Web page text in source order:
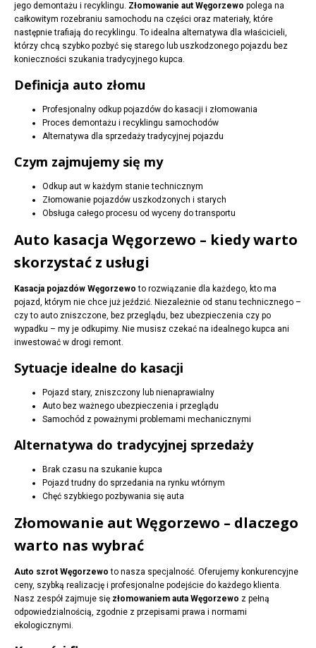
jego demontażu i recyklingu. Złomowanie aut Węgorzewo polega na
całkowitym rozebraniu samochodu na części oraz materiały, które
następnie trafiają do recyklingu. To idealna alternatywa dla właścicieli,
którzy chcą szybko pozbyć się starego lub uszkodzonego pojazdu bez
konieczności szukania tradycyjnego kupca.
Definicja auto złomu
Profesjonalny odkup pojazdów do kasacji i złomowania
Proces demontażu i recyklingu samochodów
Alternatywa dla sprzedaży tradycyjnej pojazdu
Czym zajmujemy się my
Odkup aut w każdym stanie technicznym
Złomowanie pojazdów uszkodzonych i starych
Obsługa całego procesu od wyceny do transportu
Auto kasacja Węgorzewo – kiedy warto
skorzystać z usługi
Kasacja pojazdów Węgorzewo to rozwiązanie dla każdego, kto ma
pojazd, którym nie chce już jeździć. Niezależnie od stanu technicznego –
czy to auto zniszczone, bez przeglądu, bez ubezpieczenia czy po
wypadku – my je odkupimy. Nie musisz czekać na idealnego kupca ani
inwestować w drogi remont.
Sytuacje idealne do kasacji
Pojazd stary, zniszczony lub nienaprawialny
Auto bez ważnego ubezpieczenia i przeglądu
Samochód z poważnymi problemami mechanicznymi
Alternatywa do tradycyjnej sprzedaży
Brak czasu na szukanie kupca
Pojazd trudny do sprzedania na rynku wtórnym
Chęć szybkiego pozbywania się auta
Złomowanie aut Węgorzewo – dlaczego
warto nas wybrać
Auto szrot Węgorzewo to nasza specjalność. Oferujemy konkurencyjne
ceny, szybką realizację i profesjonalne podejście do każdego klienta.
Nasz zespół zajmuje się złomowaniem auta Węgorzewo z pełną
odpowiedzialnością, zgodnie z przepisami prawa i normami
ekologicznymi.